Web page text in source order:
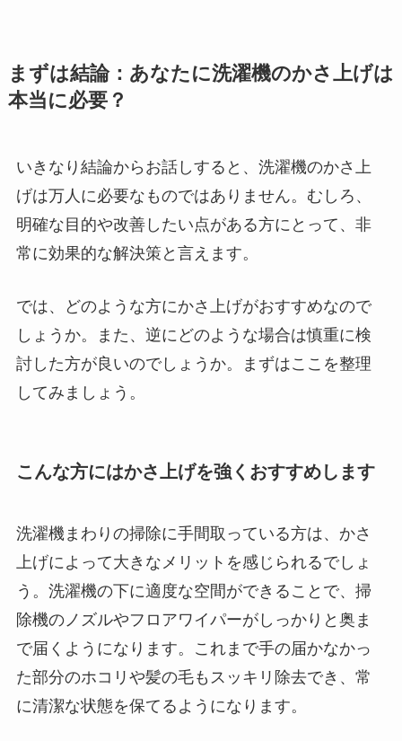
まずは結論：あなたに洗濯機のかさ上げは
本当に必要？
いきなり結論からお話しすると、洗濯機のかさ上
げは万人に必要なものではありません。むしろ、
明確な目的や改善したい点がある方にとって、非
常に効果的な解決策と言えます。
では、どのような方にかさ上げがおすすめなので
しょうか。また、逆にどのような場合は慎重に検
討した方が良いのでしょうか。まずはここを整理
してみましょう。
こんな方にはかさ上げを強くおすすめします
洗濯機まわりの掃除に手間取っている方は、かさ
上げによって大きなメリットを感じられるでしょ
う。洗濯機の下に適度な空間ができることで、掃
除機のノズルやフロアワイパーがしっかりと奥ま
で届くようになります。これまで手の届かなかっ
た部分のホコリや髪の毛もスッキリ除去でき、常
に清潔な状態を保てるようになります。